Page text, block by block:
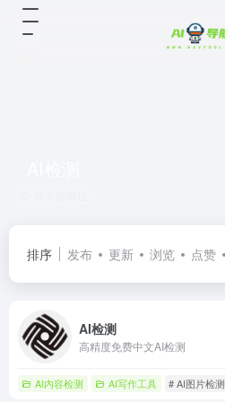
排序 发布 更新 浏览 点赞
AI检测
高精度免费中文AI检测
AI内容检测 AI写作工具 # AI图片检测